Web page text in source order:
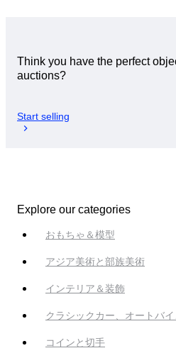
Think you have the perfect
auctions?
Start selling
Explore our categories
おもちゃ＆模型
アジア美術と部族美術
インテリア＆装飾
クラシックカー、オートバ
コインと切手